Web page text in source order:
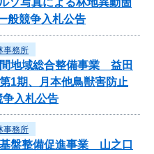
般競争入札公告
事務所
間地域総合整備事業 益田
1期、月本他鳥獣害防止
入札公告
事務所
盤整備促進事業 山之口